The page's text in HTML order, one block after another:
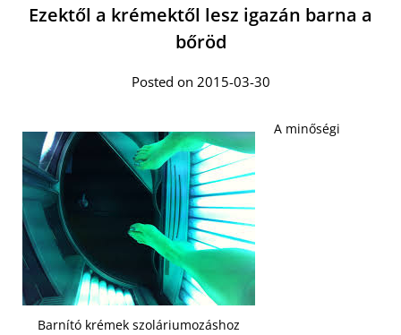
Ezektől a krémektől lesz igazán barna a
bőröd
Posted on 2015-03-30
Barnító krémek szoláriumozáshoz
A minőségi